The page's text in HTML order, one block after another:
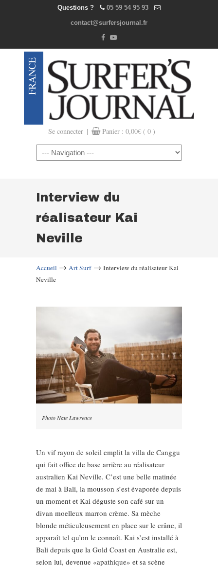
Questions ? 05 59 54 95 93
contact@surfersjournal.fr
Se connecter | Panier : 0,00€ ( 0 )
Navigation
Interview du
réalisateur Kai
Neville
Accueil → Art Surf → Interview du réalisateur Kai
Neville
Photo Nate Lawrence
Un vif rayon de soleil emplit la villa de Canggu
qui fait office de base arrière au réalisateur
australien Kai Neville. C’est une belle matinée
de mai à Bali, la mousson s’est évaporée depuis
un moment et Kai déguste son café sur un
divan moelleux marron crème. Sa mèche
blonde méticuleusement en place sur le crâne, il
apparaît tel qu’on le connaît. Kai s’est installé à
Bali depuis que la Gold Coast en Australie est,
selon lui, devenue «apathique» et sa scène